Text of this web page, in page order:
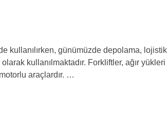
kullanılırken, günümüzde depolama, lojistik
kullanılmaktadır. Forkliftler, ağır yükleri
araçlardır. …